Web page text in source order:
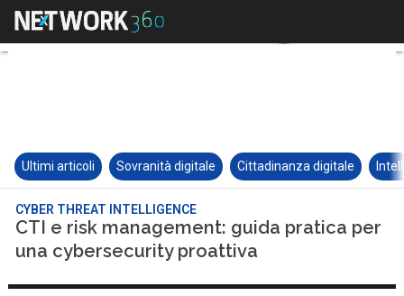
Ultimi articoli Sovranità digitale Cittadinanza digitale
CYBER THREAT INTELLIGENCE
CTI e risk management: guida pratica per
una cybersecurity proattiva